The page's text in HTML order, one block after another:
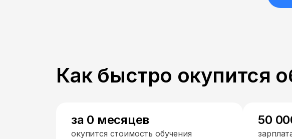
Как быстро окупится
за 0 месяцев
окупится стоимость обучения
50